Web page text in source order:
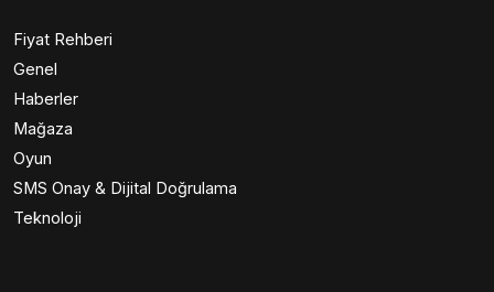
Fiyat Rehberi
Genel
Haberler
Mağaza
Oyun
SMS Onay & Dijital Doğrulama
Teknoloji